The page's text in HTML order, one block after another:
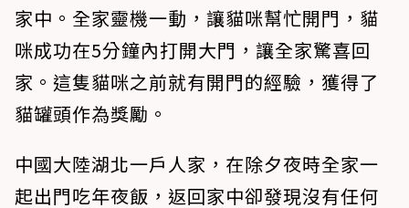
家中。全家靈機一動，讓貓咪幫忙開門，貓
咪成功在5分鐘內打開大門，讓全家驚喜回
家。這隻貓咪之前就有開門的經驗，獲得了
貓罐頭作為獎勵。
中國大陸湖北一戶人家，在除夕夜時全家一
起出門吃年夜飯，返回家中卻發現沒有任何